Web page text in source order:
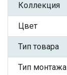
Коллекция
Цвет
Тип товара
Тип монтажа